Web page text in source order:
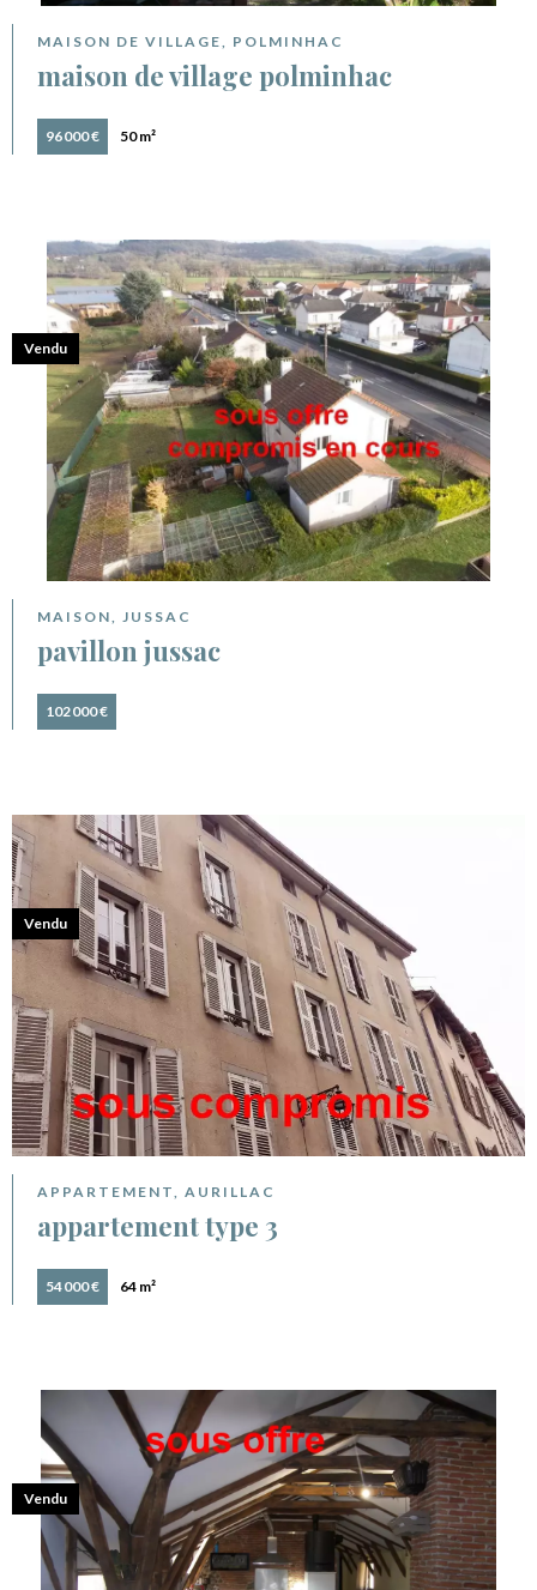
MAISON DE VILLAGE, POLMINHAC
maison de village polminhac
96 000 € 50 m²
MAISON, JUSSAC
pavillon jussac
102 000 €
Vendu
APPARTEMENT, AURILLAC
appartement type 3
54 000 € 64 m²
Vendu
Vendu